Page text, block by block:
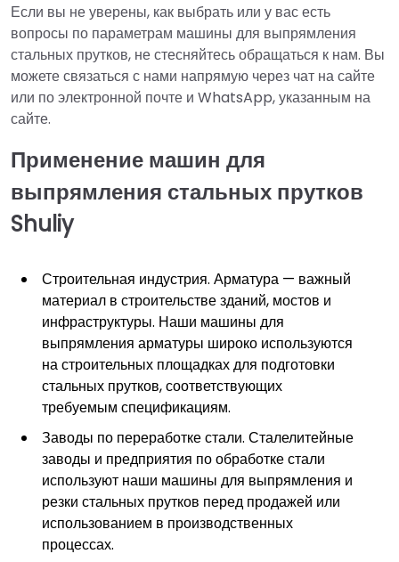
Если вы не уверены, как выбрать или у вас есть
вопросы по параметрам машины для выпрямления
стальных прутков, не стесняйтесь обращаться к нам. Вы
можете связаться с нами напрямую через чат на сайте
или по электронной почте и WhatsApp, указанным на
сайте.
Применение машин для
выпрямления стальных прутков
Shuliy
Строительная индустрия. Арматура — важный
материал в строительстве зданий, мостов и
инфраструктуры. Наши машины для
выпрямления арматуры широко используются
на строительных площадках для подготовки
стальных прутков, соответствующих
требуемым спецификациям.
Заводы по переработке стали. Сталелитейные
заводы и предприятия по обработке стали
используют наши машины для выпрямления и
резки стальных прутков перед продажей или
использованием в производственных
процессах.